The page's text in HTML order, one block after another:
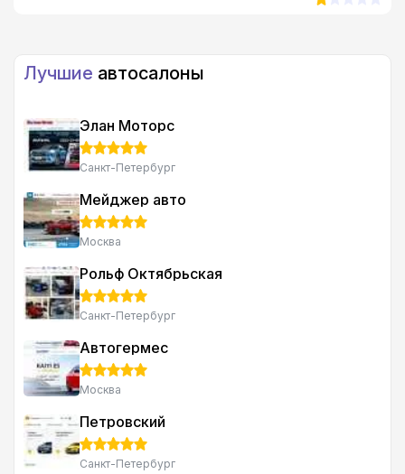
Лучшие автосалоны
Элан Моторс
Санкт-Петербург
Мейджер авто
Москва
Рольф Октябрьская
Санкт-Петербург
Автогермес
Москва
Петровский
Санкт-Петербург